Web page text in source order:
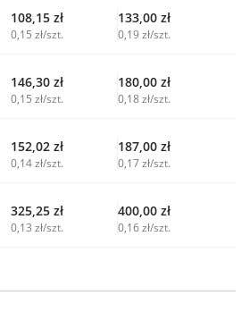
108,15 zł
0,15 zł/szt.
133,00 zł
0,19 zł/szt.
146,30 zł
0,15 zł/szt.
180,00 zł
0,18 zł/szt.
152,02 zł
0,14 zł/szt.
187,00 zł
0,17 zł/szt.
325,25 zł
0,13 zł/szt.
400,00 zł
0,16 zł/szt.